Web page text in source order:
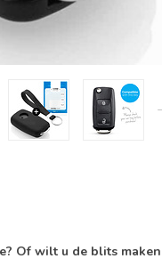
Of wilt u de blits